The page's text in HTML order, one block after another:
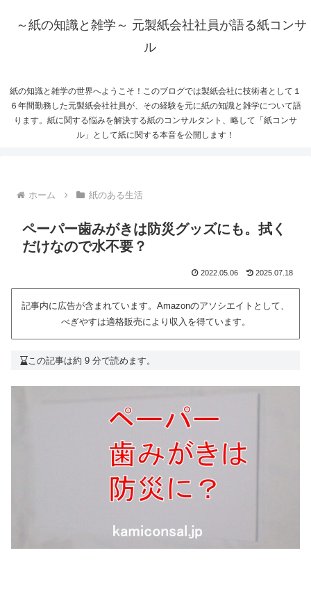
～紙の知識と雑学～ 元製紙会社社員が語る紙コンサ
ル
紙の知識と雑学の世界へようこそ！このブログでは製紙会社に技術者として１
６年間勤務した元製紙会社社員が、その経験を元に紙の知識と雑学について語
ります。紙に関する悩みを解決する紙のコンサルタント、略して「紙コンサ
ル」として紙に関する本音を公開します！
ホーム 紙のある生活
ペーパー歯みがきは防災グッズにも。拭く
だけなので水不要？
2022.05.06 2025.07.18
記事内に広告が含まれています。Amazonのアソシエイトとして、
べぎやすは適格販売により収入を得ています。
この記事は約 9 分で読めます。